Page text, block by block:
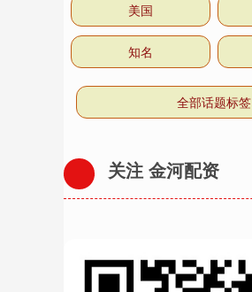
美国
知名
全部话题标签
关注 金河配资